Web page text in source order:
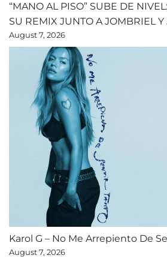
“MANO AL PISO” SUBE DE
SU REMIX JUNTO A JOMBRIEL Y
August 7, 2026
Karol G – No Me Arrepiento De
August 7, 2026